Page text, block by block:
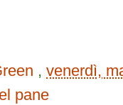
, venerdì,
pane